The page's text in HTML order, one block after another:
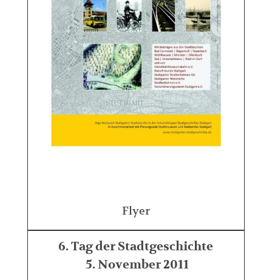
Flyer
6. Tag der Stadtgeschichte
5. November 2011